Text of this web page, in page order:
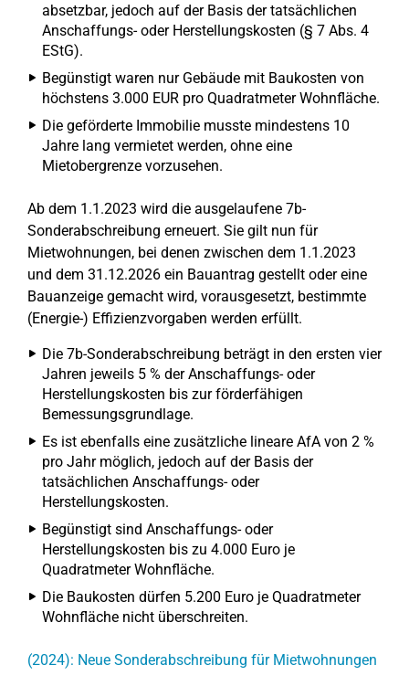
absetzbar, jedoch auf der Basis der tatsächlichen
Anschaffungs- oder Herstellungskosten (§ 7 Abs. 4
EStG).
Begünstigt waren nur Gebäude mit Baukosten von
höchstens 3.000 EUR pro Quadratmeter Wohnfläche.
Die geförderte Immobilie musste mindestens 10
Jahre lang vermietet werden, ohne eine
Mietobergrenze vorzusehen.
Ab dem 1.1.2023 wird die ausgelaufene 7b-
Sonderabschreibung erneuert. Sie gilt nun für
Mietwohnungen, bei denen zwischen dem 1.1.2023
und dem 31.12.2026 ein Bauantrag gestellt oder eine
Bauanzeige gemacht wird, vorausgesetzt, bestimmte
(Energie-) Effizienzvorgaben werden erfüllt.
Die 7b-Sonderabschreibung beträgt in den ersten vier
Jahren jeweils 5 % der Anschaffungs- oder
Herstellungskosten bis zur förderfähigen
Bemessungsgrundlage.
Es ist ebenfalls eine zusätzliche lineare AfA von 2 %
pro Jahr möglich, jedoch auf der Basis der
tatsächlichen Anschaffungs- oder
Herstellungskosten.
Begünstigt sind Anschaffungs- oder
Herstellungskosten bis zu 4.000 Euro je
Quadratmeter Wohnfläche.
Die Baukosten dürfen 5.200 Euro je Quadratmeter
Wohnfläche nicht überschreiten.
(2024): Neue Sonderabschreibung für Mietwohnungen